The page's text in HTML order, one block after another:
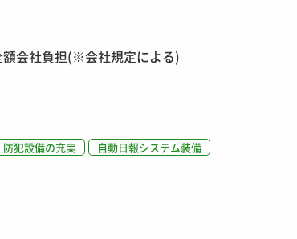
会社負担(※会社規定による)
防犯設備の充実 自動日報システム装備